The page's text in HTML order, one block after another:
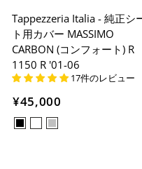
Tappezzeria Italia - 純正シ
ト用カバー MASSIMO
CARBON (コンフォート) R
1150 R '01-06
17件のレビュー
¥45,000